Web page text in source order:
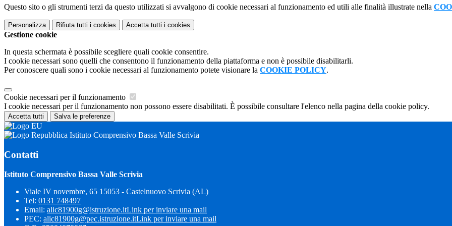
Questo sito o gli strumenti terzi da questo utilizzati si avvalgono di cookie necessari al funzionamento ed utili alle finalità illustrate nella
Personalizza Rifiuta tutti i cookies Accetta tutti i cookies
Gestione cookie
In questa schermata è possibile scegliere quali cookie consentire.
I cookie necessari sono quelli che consentono il funzionamento della piattaforma e non è possibile disabilitarli.
Per conoscere quali sono i cookie necessari al funzionamento potete visionare la COOKIE POLICY.
Cookie necessari per il funzionamento
I cookie necessari per il funzionamento non possono essere disabilitati. È possibile consultare l'elenco nella pagina della cookie policy.
Accetta tutti Salva le preferenze
Istituto Comprensivo Bassa Valle Scrivia
Contatti
Istituto Comprensivo Bassa Valle Scrivia
Viale IV novembre, 65 15053 - Castelnuovo Scrivia (AL)
Tel: 0131 748497
Email: alic81900g@istruzione.itLink per inviare una mail
PEC: alic81900g@pec.istruzione.itLink per inviare una mail